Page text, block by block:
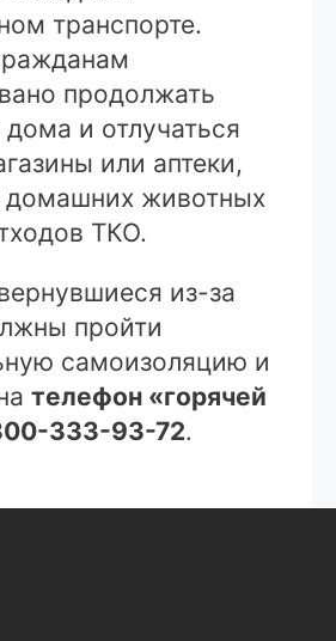
транспорте.
продолжать
дома и отлучаться
или аптеки,
домашних животных
ТКО.
из-за
пройти
самоизоляцию и
телефон «горячей
333-93-72.